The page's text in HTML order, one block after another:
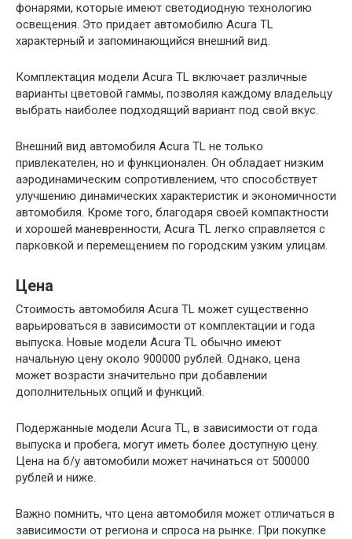
фонарями, которые имеют светодиодную технологию
освещения. Это придает автомобилю Acura TL
характерный и запоминающийся внешний вид.
Комплектация модели Acura TL включает различные
варианты цветовой гаммы, позволяя каждому владельцу
выбрать наиболее подходящий вариант под свой вкус.
Внешний вид автомобиля Acura TL не только
привлекателен, но и функционален. Он обладает низким
аэродинамическим сопротивлением, что способствует
улучшению динамических характеристик и экономичности
автомобиля. Кроме того, благодаря своей компактности
и хорошей маневренности, Acura TL легко справляется с
парковкой и перемещением по городским узким улицам.
Цена
Стоимость автомобиля Acura TL может существенно
варьироваться в зависимости от комплектации и года
выпуска. Новые модели Acura TL обычно имеют
начальную цену около 900000 рублей. Однако, цена
может возрасти значительно при добавлении
дополнительных опций и функций.
Подержанные модели Acura TL, в зависимости от года
выпуска и пробега, могут иметь более доступную цену.
Цена на б/у автомобили может начинаться от 500000
рублей и ниже.
Важно помнить, что цена автомобиля может отличаться в
зависимости от региона и спроса на рынке. При покупке